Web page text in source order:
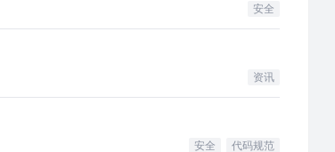
安全
资讯
安全 代码规范